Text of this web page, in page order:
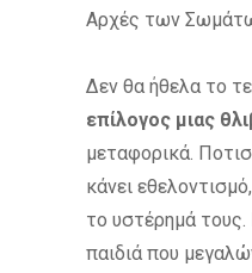
Αρχές των
Δεν θα ήθελα το
επίλογος μιας
μεταφορικά.
κάνει
το υστέρημά τους.
παιδιά που